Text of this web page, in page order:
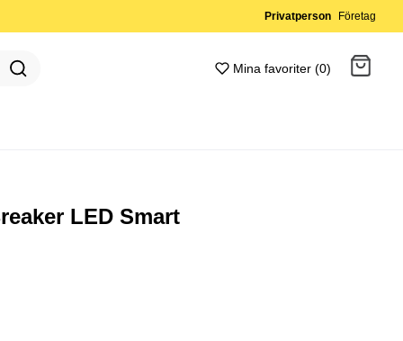
Privatperson Företag
Mina favoriter (0)
LED Smart